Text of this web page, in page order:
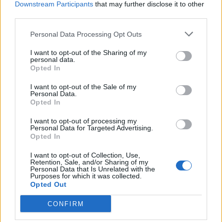
Downstream Participants that may further disclose it to other
Personal Data Processing Opt Outs
I want to opt-out of the Sharing of my
personal data.
Opted In
I want to opt-out of the Sale of my
Personal Data.
Opted In
I want to opt-out of processing my
Personal Data for Targeted Advertising.
Opted In
I want to opt-out of Collection, Use,
Retention, Sale, and/or Sharing of my
Personal Data that Is Unrelated with the
Purposes for which it was collected.
Opted Out
CONFIRM
dissout les graisses, tout en neutralisant les odeurs.
Entretenir les appareils
tartre, bicarbonate pour les odeurs
Lave-linge, lave-vaisselle :
avec un litre de vinaigre blanc pour éliminer le
tartre. Pour désodoriser, ajoutez 2 cuillères à
soupe de bicarbonate dans le tambour ou le bac
à lessive.
blanc, laissez agir, rincez. Le bicarbonate est utile
pour éliminer les résidus ou neutraliser les
odeurs persistantes.
Nettoyer les surfaces fragiles :